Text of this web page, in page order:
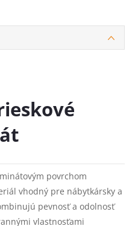
povrchom
vhodný pre nábytkársky a
pevnosť a odolnosť
vlastnosťami